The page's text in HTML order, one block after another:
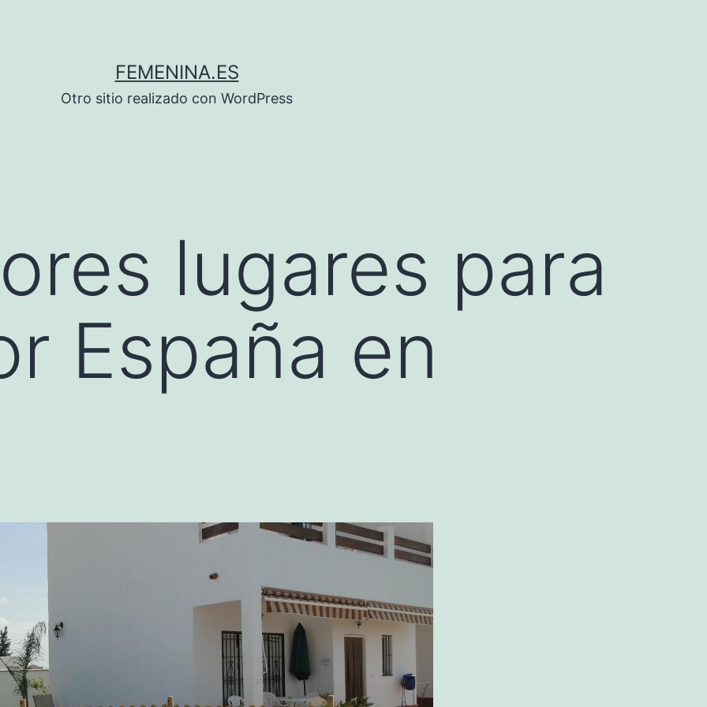
FEMENINA.ES
Otro sitio realizado con WordPress
lugares para
España en